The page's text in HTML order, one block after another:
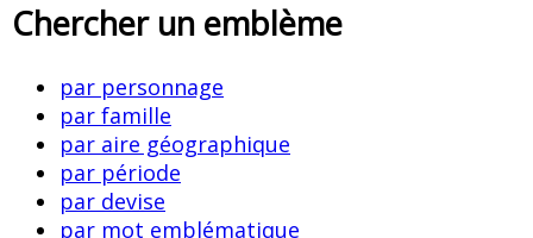
Chercher un emblème
par personnage
par famille
par aire géographique
par période
par devise
par mot emblématique